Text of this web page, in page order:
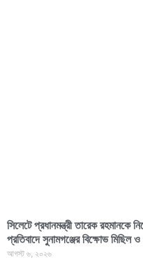
সিলেটে প্রধানমন্ত্রী তারেক রহমানকে
প্রতিবাদে সুনামগঞ্জের বিক্ষোভ মিছিল
আগস্ট ৬, ২০২৬